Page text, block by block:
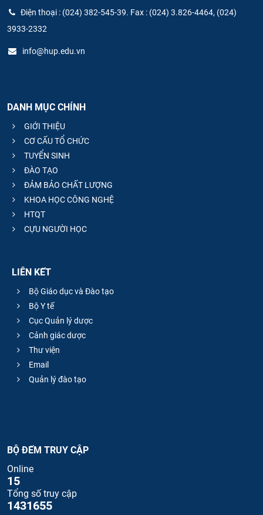
Điện thoại : (024) 382-545-39. Fax : (024) 3.826-4464, (024)
3933-2332
info@hup.edu.vn
DANH MỤC CHÍNH
GIỚI THIỆU
CƠ CẤU TỔ CHỨC
TUYỂN SINH
ĐÀO TẠO
ĐẢM BẢO CHẤT LƯỢNG
KHOA HỌC CÔNG NGHỆ
HTQT
CỰU NGƯỜI HỌC
LIÊN KẾT
Bộ Giáo dục và Đào tạo
Bộ Y tế
Cục Quản lý dược
Cảnh giác dược
Thư viện
Email
Quản lý đào tạo
BỘ ĐẾM TRUY CẬP
Online
15
Tổng số truy cập
1431655